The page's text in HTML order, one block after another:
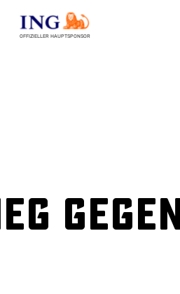
OFFIZIELLER HAUPTSPONSOR